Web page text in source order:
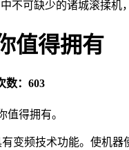
不可缺少的诸城滚揉机
值得拥有
数：603
值得拥有。
变频技术功能。使机